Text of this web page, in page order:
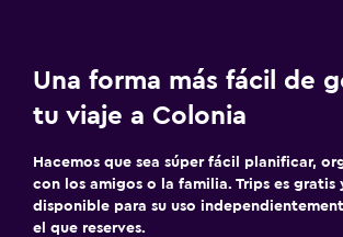
Una forma más fácil de
tu viaje a Colonia
Hacemos que sea súper fácil planificar,
con los amigos o la familia. Trips es gratis
disponible para su uso
el que reserves.